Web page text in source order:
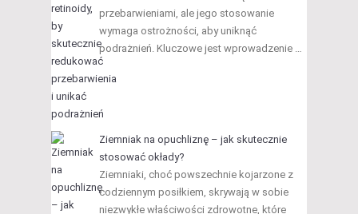
przebarwieniami, ale jego stosowanie
wymaga ostrożności, aby uniknąć
podrażnień. Kluczowe jest wprowadzenie …
Ziemniak na opuchliznę – jak skutecznie
stosować okłady?
Ziemniaki, choć powszechnie kojarzone z
codziennym posiłkiem, skrywają w sobie
niezwykłe właściwości zdrowotne, które